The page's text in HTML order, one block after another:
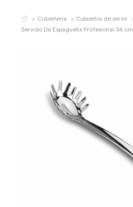
Cubertería
Cubiertos de servir
Servido De Espaguetis Profesional 34 cm